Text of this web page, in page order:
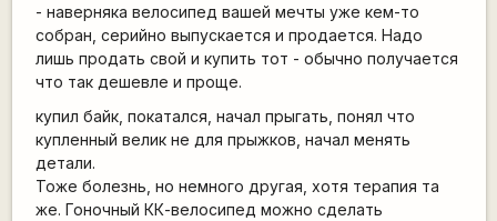
- наверняка велосипед вашей мечты уже кем-то
собран, серийно выпускается и продается. Надо
лишь продать свой и купить тот - обычно получается
что так дешевле и проще.
купил байк, покатался, начал прыгать, понял что
купленный велик не для прыжков, начал менять
детали.
Тоже болезнь, но немного другая, хотя терапия та
же. Гоночный КК-велосипед можно сделать